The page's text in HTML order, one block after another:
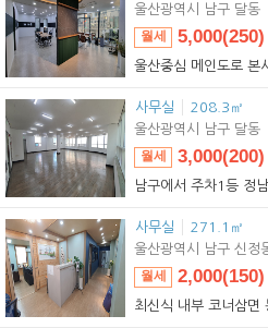
울산중심 메인도로 본
월세 5,000(250)
임대 5,000(250)
울산광역시 남구 달동
사무실 208.3㎡
남구에서 주차1등 정
월세 3,000(200)
임대 3,000(200)
울산광역시 남구 달동
사무실 271.1㎡
최신식 내부 코너삼면
월세 2,000(150)
임대
2,000(150)
울산광역시 남구 신정